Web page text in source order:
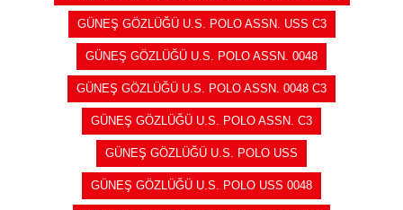
GÜNEŞ GÖZLÜĞÜ U.S. POLO ASSN. USS C3
GÜNEŞ GÖZLÜĞÜ U.S. POLO ASSN. 0048
GÜNEŞ GÖZLÜĞÜ U.S. POLO ASSN. 0048 C3
GÜNEŞ GÖZLÜĞÜ U.S. POLO ASSN. C3
GÜNEŞ GÖZLÜĞÜ U.S. POLO USS
GÜNEŞ GÖZLÜĞÜ U.S. POLO USS 0048